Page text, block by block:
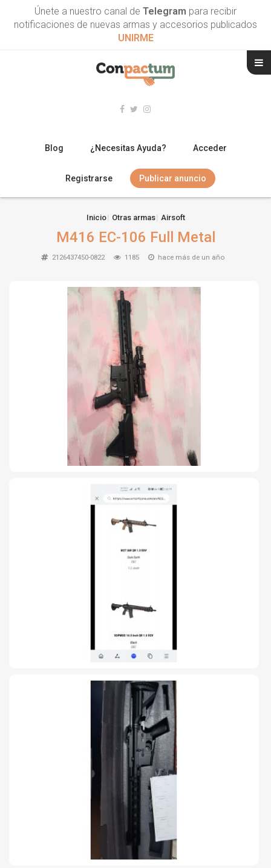
Únete a nuestro canal de Telegram para recibir
notificaciones de nuevas armas y accesorios publicados
UNIRME
Blog ¿Necesitas Ayuda? Acceder
Registrarse Publicar anuncio
ESCOPETAS
ARMAS CORTAS
TIRO Y COMPETICIÓN
AIRE COMPRIMIDO
Inicio Otras armas Airsoft
M416 EC-106 Full Metal
2126437450-0822 1185 hace más de un año